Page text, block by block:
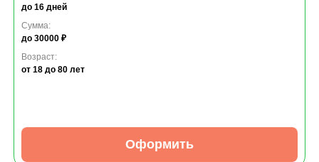
до 16 дней
Сумма:
до 30000 ₽
Возраст:
от 18 до 80 лет
Оформить